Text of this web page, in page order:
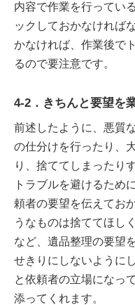
内容で作業を行ってい
ックしておかなければ
かなければ、作業後で
るので要注意です。
4-2．きちんと要望を
前述したように、悪質
の仕分けを行ったり、
り、捨ててしまったり
トラブルを避けるため
頼者の要望を伝えてお
うなものは捨ててほし
など、遺品整理の要望
せきりにしないように
と依頼者の立場になっ
添ってくれます。